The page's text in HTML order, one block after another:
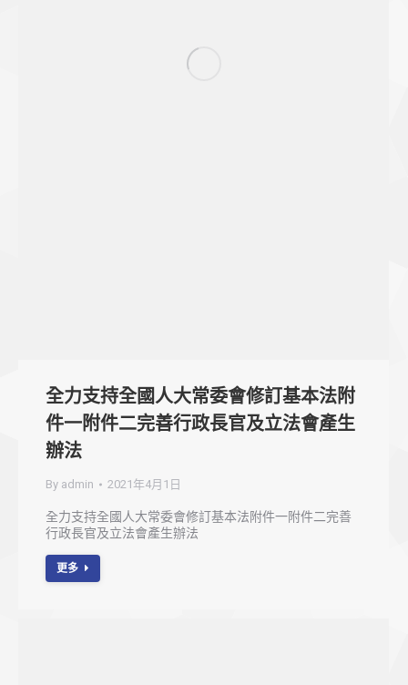
全力支持全國人大常委會修訂基本法附
件一附件二完善行政長官及立法會產生
辦法
By admin 2021年4月1日
全力支持全國人大常委會修訂基本法附件一附件二完善
行政長官及立法會產生辦法
更多